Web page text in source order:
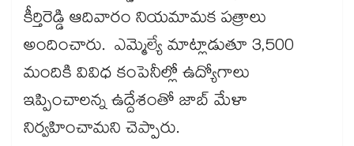
కీర్తిరెడ్డి ఆదివారం నియమామక పత్రాలు
అందించారు. ఎమ్మెల్యే మాట్లాడుతూ 3,500
మందికి వివిధ కంపెనీల్లో ఉద్యోగాలు
ఇప్పించాలన్న ఉద్దేశంతో జాబ్​ మేళా
నిర్వహించామని చెప్పారు.